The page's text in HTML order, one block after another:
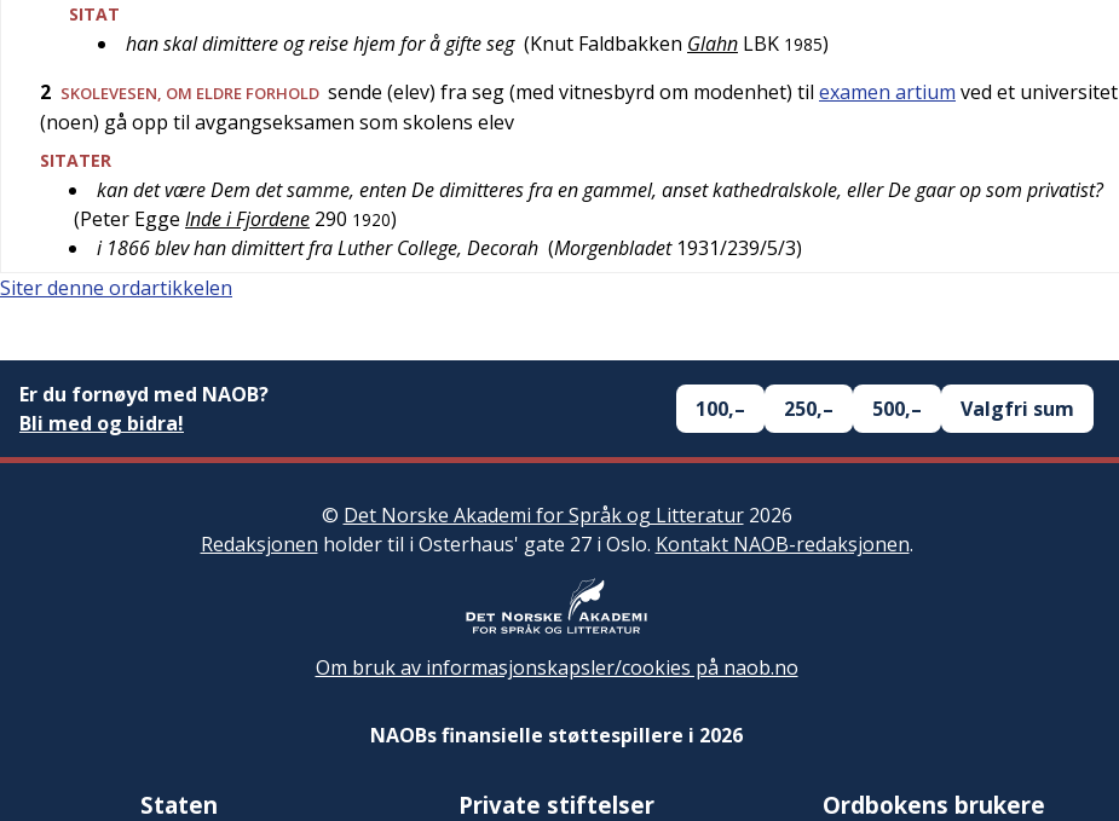
SITAT
han skal dimittere og reise hjem for å gifte seg (Knut Faldbakken Glahn LBK 1985)
2 SKOLEVESEN , OM ELDRE FORHOLD sende (elev) fra seg (med vitnesbyrd om modenhet) til examen artium ved et universitet
(noen) gå opp til avgangseksamen som skolens elev
SITATER
kan det være Dem det samme, enten De dimitteres fra en gammel, anset kathedralskole, eller De gaar op som privatist?
(Peter Egge Inde i Fjordene 290 1920)
i 1866 blev han dimittert fra Luther College, Decorah (Morgenbladet 1931/239/5/3)
Siter denne ordartikkelen
Er du fornøyd med NAOB?
Bli med og bidra!
100,– 250,– 500,– Valgfri sum
© Det Norske Akademi for Språk og Litteratur2026
Redaksjonen holder til i Osterhaus' gate 27 i Oslo. Kontakt NAOB-redaksjonen.
Om bruk av informasjonskapsler/cookies på naob.no
NAOBs finansielle støttespillere i 2026
Staten Private stiftelser Ordbokens brukere